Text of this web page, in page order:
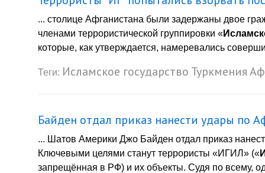
... столице Афганистана были задержаны двое
членами террористической группировки «
которые, как утверждается, намеревались
Теги: Исламское государство Туркмения
Байден отдал приказ нанести удары по
... Шатов Америки Джо Байден отдал приказ
Ключевыми целями станут террористы «ИГИЛ» («
запрещённая в РФ) и их объекты. Судя по всему,